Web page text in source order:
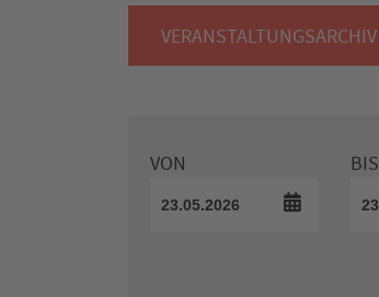
VERANSTALTUNGSARCHIV
VON BIS